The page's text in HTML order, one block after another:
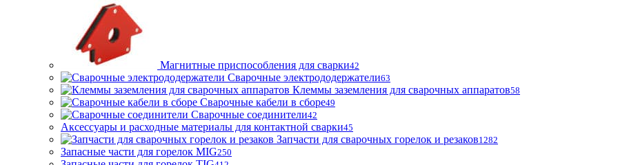
Магнитные приспособления для сварки42
Сварочные электрододержатели63
Клеммы заземления для сварочных аппаратов58
Сварочные кабели в сборе49
Сварочные соединители42
Аксессуары и расходные материалы для контактной сварки45
Запчасти для сварочных горелок и резаков1282
Запасные части для горелок MIG250